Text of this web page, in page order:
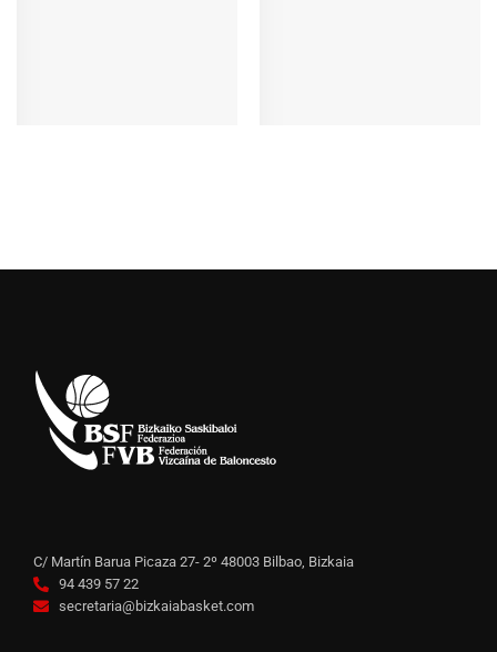
C/ Martín Barua Picaza 27- 2º 48003 Bilbao, Bizkaia
94 439 57 22
secretaria@bizkaiabasket.com